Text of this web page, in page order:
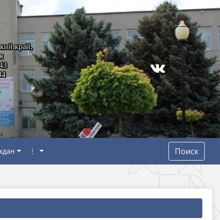
край,
⋮ Поиск